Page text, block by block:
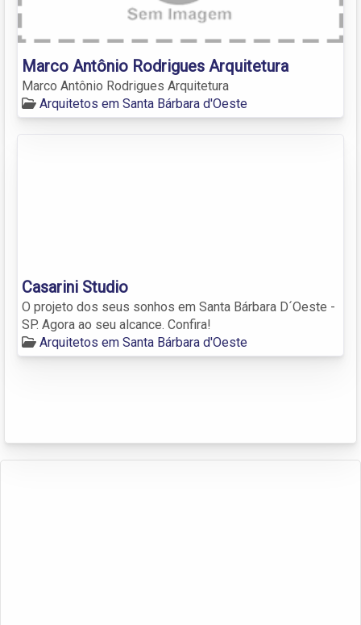
Marco Antônio Rodrigues Arquitetura
Marco Antônio Rodrigues Arquitetura
Arquitetos em Santa Bárbara d'Oeste
Casarini Studio
O projeto dos seus sonhos em Santa Bárbara D´Oeste -
SP. Agora ao seu alcance. Confira!
Arquitetos em Santa Bárbara d'Oeste